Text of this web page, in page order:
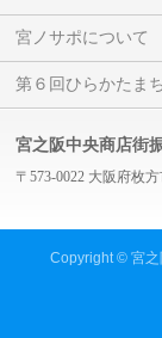
宮ノサポについて
第６回ひらかたま
宮之阪中央商店街
〒573-0022 大阪府枚
Copyright ©宮